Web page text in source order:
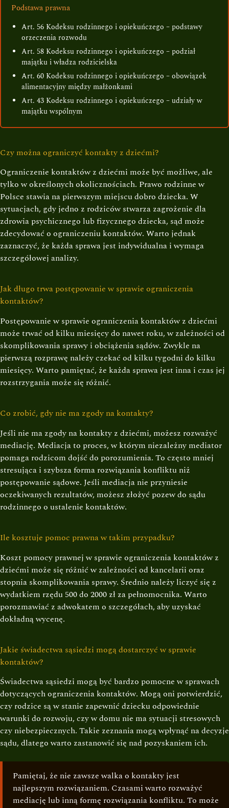
Podstawa prawna
Art. 56 Kodeksu rodzinnego i opiekuńczego – podstawy
orzeczenia rozwodu
Art. 58 Kodeksu rodzinnego i opiekuńczego – podział
majątku i władza rodzicielska
Art. 60 Kodeksu rodzinnego i opiekuńczego – obowiązek
alimentacyjny między małżonkami
Art. 43 Kodeksu rodzinnego i opiekuńczego – udziały w
majątku wspólnym
Czy można ograniczyć kontakty z dziećmi?
Ograniczenie kontaktów z dziećmi może być możliwe, ale
tylko w określonych okolicznościach. Prawo rodzinne w
Polsce stawia na pierwszym miejscu dobro dziecka. W
sytuacjach, gdy jedno z rodziców stwarza zagrożenie dla
zdrowia psychicznego lub fizycznego dziecka, sąd może
zdecydować o ograniczeniu kontaktów. Warto jednak
zaznaczyć, że każda sprawa jest indywidualna i wymaga
szczegółowej analizy.
Jak długo trwa postępowanie w sprawie ograniczenia
kontaktów?
Postępowanie w sprawie ograniczenia kontaktów z dziećmi
może trwać od kilku miesięcy do nawet roku, w zależności od
skomplikowania sprawy i obciążenia sądów. Zwykle na
pierwszą rozprawę należy czekać od kilku tygodni do kilku
miesięcy. Warto pamiętać, że każda sprawa jest inna i czas jej
rozstrzygania może się różnić.
Co zrobić, gdy nie ma zgody na kontakty?
Jeśli nie ma zgody na kontakty z dziećmi, możesz rozważyć
mediację. Mediacja to proces, w którym niezależny mediator
pomaga rodzicom dojść do porozumienia. To często mniej
stresująca i szybsza forma rozwiązania konfliktu niż
postępowanie sądowe. Jeśli mediacja nie przyniesie
oczekiwanych rezultatów, możesz złożyć pozew do sądu
rodzinnego o ustalenie kontaktów.
Ile kosztuje pomoc prawna w takim przypadku?
Koszt pomocy prawnej w sprawie ograniczenia kontaktów z
dziećmi może się różnić w zależności od kancelarii oraz
stopnia skomplikowania sprawy. Średnio należy liczyć się z
wydatkiem rzędu 500 do 2000 zł za pełnomocnika. Warto
porozmawiać z adwokatem o szczegółach, aby uzyskać
dokładną wycenę.
Jakie świadectwa sąsiedzi mogą dostarczyć w sprawie
kontaktów?
Świadectwa sąsiedzi mogą być bardzo pomocne w sprawach
dotyczących ograniczenia kontaktów. Mogą oni potwierdzić,
czy rodzice są w stanie zapewnić dziecku odpowiednie
warunki do rozwoju, czy w domu nie ma sytuacji stresowych
czy niebezpiecznych. Takie zeznania mogą wpłynąć na decyzje
sądu, dlatego warto zastanowić się nad pozyskaniem ich.
Pamiętaj, że nie zawsze walka o kontakty jest
najlepszym rozwiązaniem. Czasami warto rozważyć
mediację lub inną formę rozwiązania konfliktu. To może